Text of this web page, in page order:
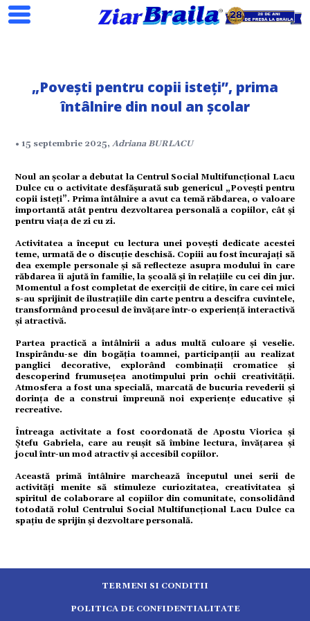
„Povești pentru copii isteți”, prima
întâlnire din noul an școlar
• 15 septembrie 2025,Adriana BURLACU
Noul an școlar a debutat la Centrul Social Multifuncțional Lacu
Dulce cu o activitate desfășurată sub genericul „Povești pentru
copii isteți”. Prima întâlnire a avut ca temă răbdarea, o valoare
importantă atât pentru dezvoltarea personală a copiilor, cât și
pentru viața de zi cu zi.
Activitatea a început cu lectura unei povești dedicate acestei
teme, urmată de o discuție deschisă. Copiii au fost încurajați să
dea exemple personale și să reflecteze asupra modului în care
răbdarea îi ajută în familie, la școală și în relațiile cu cei din jur.
Momentul a fost completat de exerciții de citire, în care cei mici
s-au sprijinit de ilustrațiile din carte pentru a descifra cuvintele,
transformând procesul de învățare într-o experiență interactivă
și atractivă.
Partea practică a întâlnirii a adus multă culoare și veselie.
Inspirându-se din bogăția toamnei, participanții au realizat
panglici decorative, explorând combinații cromatice și
descoperind frumusețea anotimpului prin ochii creativității.
Atmosfera a fost una specială, marcată de bucuria revederii și
dorința de a construi împreună noi experiențe educative și
recreative.
Întreaga activitate a fost coordonată de Apostu Viorica și
Ștefu Gabriela, care au reușit să îmbine lectura, învățarea și
jocul într-un mod atractiv și accesibil copiilor.
Această primă întâlnire marchează începutul unei serii de
activități menite să stimuleze curiozitatea, creativitatea și
spiritul de colaborare al copiilor din comunitate, consolidând
totodată rolul Centrului Social Multifuncțional Lacu Dulce ca
spațiu de sprijin și dezvoltare personală.
TERMENI SI CONDITII
POLITICA DE CONFIDENTIALITATE